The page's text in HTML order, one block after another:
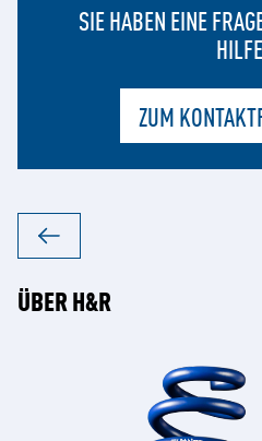
SIE HABEN EINE
ZUM
ÜBER H&R